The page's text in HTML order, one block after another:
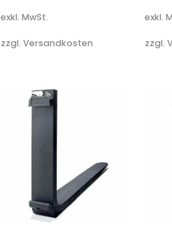
exkl. MwSt.
zzgl. Versandkosten
exkl.
zzgl.